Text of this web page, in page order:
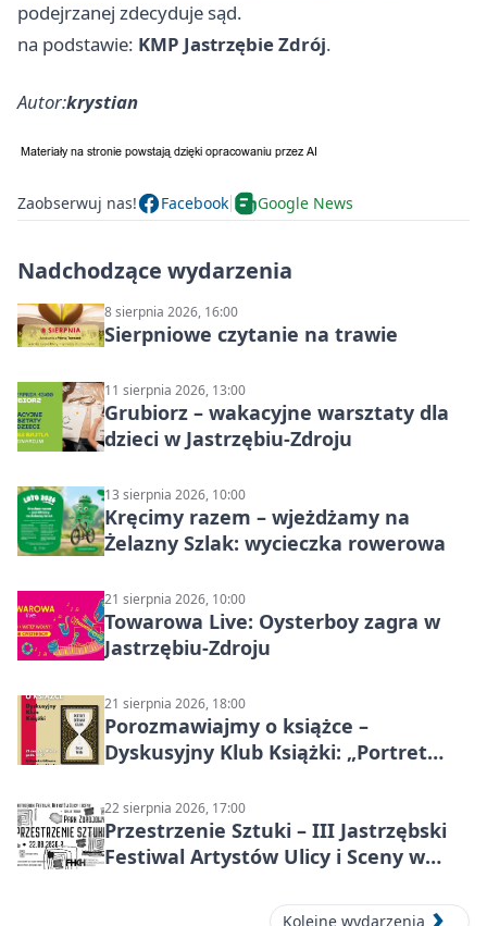
podejrzanej zdecyduje sąd.
na podstawie: KMP Jastrzębie Zdrój.
Autor:krystian
Zaobserwuj nas! Facebook Google News
Nadchodzące wydarzenia
8 sierpnia 2026, 16:00
Sierpniowe czytanie na trawie
11 sierpnia 2026, 13:00
Grubiorz – wakacyjne warsztaty dla
dzieci w Jastrzębiu-Zdroju
13 sierpnia 2026, 10:00
Kręcimy razem – wjeżdżamy na
Żelazny Szlak: wycieczka rowerowa
21 sierpnia 2026, 10:00
Towarowa Live: Oysterboy zagra w
Jastrzębiu-Zdroju
21 sierpnia 2026, 18:00
Porozmawiajmy o książce –
Dyskusyjny Klub Książki: „Portret
22 sierpnia 2026, 17:00
Przestrzenie Sztuki – III Jastrzębski
Festiwal Artystów Ulicy i Sceny w
Kolejne wydarzenia